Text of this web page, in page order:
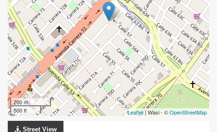
200 m
500 ft
Leaflet| Wasi - ©OpenStreetMap
Street View